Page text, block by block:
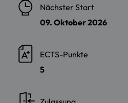
Nächster Start
09. Oktober 2026
ECTS-Punkte
5